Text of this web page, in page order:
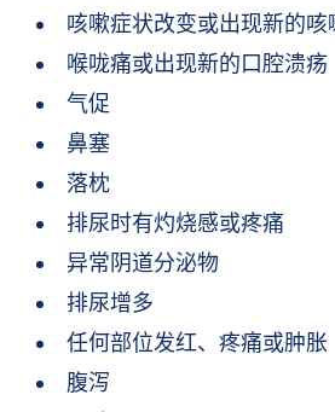
咳嗽症状改变或出现新的咳
喉咙痛或出现新的口腔溃疡
气促
鼻塞
落枕
排尿时有灼烧感或疼痛
异常阴道分泌物
排尿增多
任何部位发红、疼痛或肿胀
腹泻